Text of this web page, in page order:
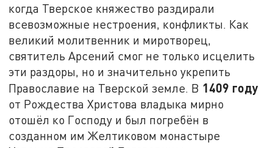
когда Тверское княжество раздирали
всевозможные нестроения, конфликты. Как
великий молитвенник и миротворец,
святитель Арсений смог не только исцелить
эти раздоры, но и значительно укрепить
Православие на Тверской земле. В 1409 году
от Рождества Христова владыка мирно
отошёл ко Господу и был погребён в
созданном им Желтиковом монастыре